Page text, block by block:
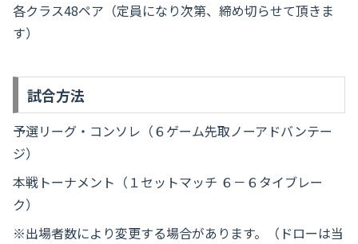
各クラス48ペア（定員になり次第、締め切らせて頂きま
す）
試合方法
予選リーグ・コンソレ（６ゲーム先取ノーアドバンテー
ジ）
本戦トーナメント（１セットマッチ ６－６タイブレー
ク）
※出場者数により変更する場合があります。（ドローは当